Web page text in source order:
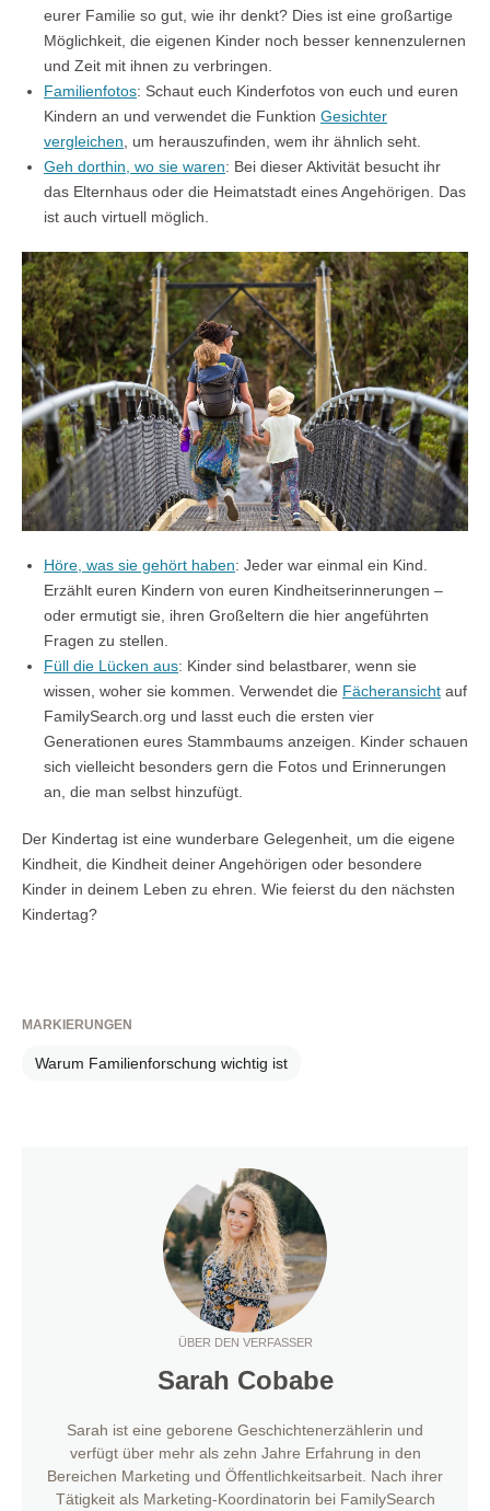
eurer Familie so gut, wie ihr denkt? Dies ist eine großartige
Möglichkeit, die eigenen Kinder noch besser kennenzulernen
und Zeit mit ihnen zu verbringen.
Familienfotos: Schaut euch Kinderfotos von euch und euren
Kindern an und verwendet die Funktion Gesichter
vergleichen , um herauszufinden, wem ihr ähnlich seht.
Geh dorthin, wo sie waren: Bei dieser Aktivität besucht ihr
das Elternhaus oder die Heimatstadt eines Angehörigen. Das
ist auch virtuell möglich.
Höre, was sie gehört haben: Jeder war einmal ein Kind.
Erzählt euren Kindern von euren Kindheitserinnerungen –
oder ermutigt sie, ihren Großeltern die hier angeführten
Fragen zu stellen.
Füll die Lücken aus: Kinder sind belastbarer, wenn sie
wissen, woher sie kommen. Verwendet die Fächeransicht auf
FamilySearch.org und lasst euch die ersten vier
Generationen eures Stammbaums anzeigen. Kinder schauen
sich vielleicht besonders gern die Fotos und Erinnerungen
an, die man selbst hinzufügt.
Der Kindertag ist eine wunderbare Gelegenheit, um die eigene
Kindheit, die Kindheit deiner Angehörigen oder besondere
Kinder in deinem Leben zu ehren. Wie feierst du den nächsten
Kindertag?
MARKIERUNGEN
Warum Familienforschung wichtig ist
ÜBER DEN VERFASSER
Sarah Cobabe
Sarah ist eine geborene Geschichtenerzählerin und
verfügt über mehr als zehn Jahre Erfahrung in den
Bereichen Marketing und Öffentlichkeitsarbeit. Nach ihrer
Tätigkeit als Marketing-Koordinatorin bei FamilySearch